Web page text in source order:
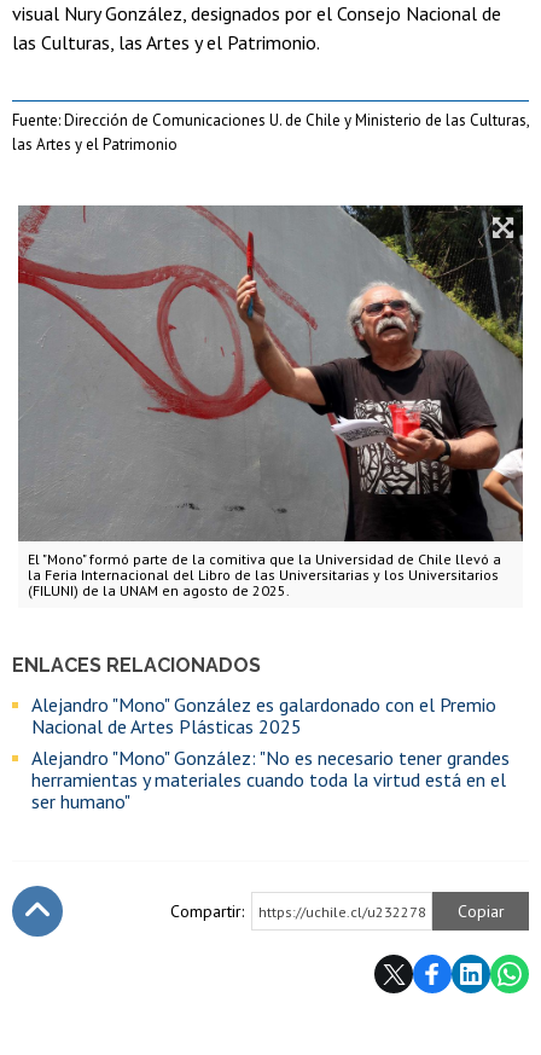
El "Mono" formó parte de la comitiva que la Universidad de Chile llevó a
la Feria Internacional del Libro de las Universitarias y los Universitarios
(FILUNI) de la UNAM en agosto de 2025.
ENLACES RELACIONADOS
Alejandro "Mono" González es galardonado con el Premio
Nacional de Artes Plásticas 2025
Alejandro "Mono" González: "No es necesario tener grandes
herramientas y materiales cuando toda la virtud está en el
ser humano"
visual Nury González, designados por el Consejo Nacional de
las Culturas, las Artes y el Patrimonio.
Fuente: Dirección de Comunicaciones U. de Chile y Ministerio de las Culturas,
las Artes y el Patrimonio
Compartir: https://uchile.cl/u232278 Copiar